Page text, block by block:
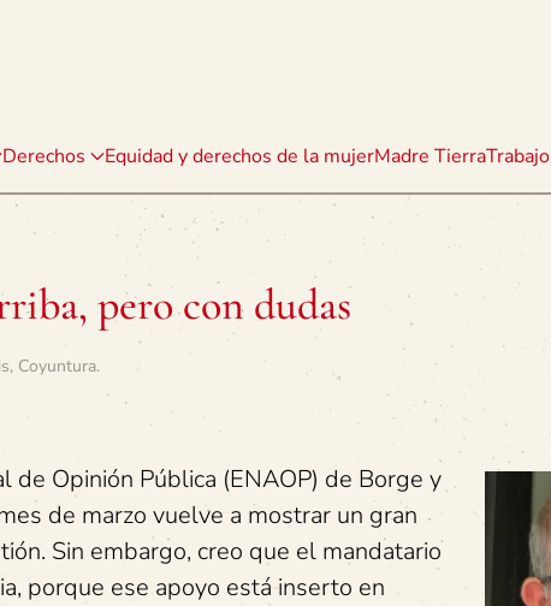
Derechos Equidad y derechos de la mujerMadre TierraTrabajo
pero con dudas
, Coyuntura.
de Opinión Pública (ENAOP) de Borge y
de marzo vuelve a mostrar un gran
Sin embargo, creo que el mandatario
porque ese apoyo está inserto en